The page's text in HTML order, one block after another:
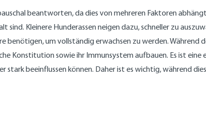
beantworten, da dies von mehreren Faktoren
sind. Kleinere Hunderassen neigen dazu, schneller zu
benötigen, um vollständig erwachsen zu werden.
Konstitution sowie ihr Immunsystem aufbauen. Es ist
stark beeinflussen können. Daher ist es wichtig, während